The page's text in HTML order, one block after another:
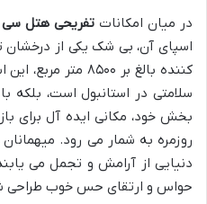
در میان امکانات تفریحی هتل سی
اسپای آن، بی شک یکی از
کننده بالغ بر ۸۵۰۰
سلامتی در استانبول است،
بخش خود، مکانی ایده آل برای
روزمره به شمار می رود.
دنیایی از آرامش و تجمل می
حواس و ارتقای حس خوب طراحی